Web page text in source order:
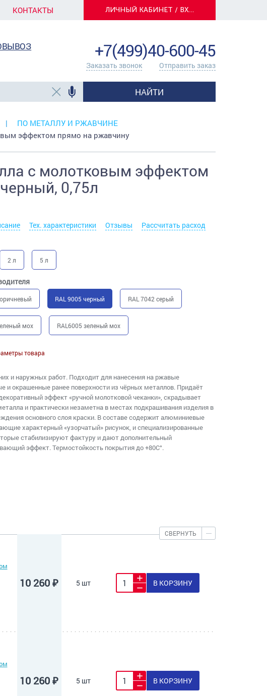
КОНТАКТЫ ЛИЧНЫЙ КАБИНЕТ / ВХОД
+7(499)40-600-45
Заказать звонок Отправить заказ
НАЙТИ
ПО МЕТАЛЛУ И РЖАВЧИНЕ
эффектом прямо на ржавчину
с молотковым эффектом
0,75л
Тех. характеристики Отзывы
Рассчитать расход
2 л 5 л
RAL 9005 черный RAL 7042 серый
мох RAL6005 зеленый мох
товара
и наружных работ. Подходит для нанесения на ржавые
и окрашенные ранее поверхности из чёрных металлов. Придаёт
эффект «ручной молотковой чеканки», скрадывает
и практически незаметна в местах подкрашивания изделия в
основного слоя краски. В составе содержит алюминиевые
характерный «узорчатый» рисунок, и специализированные
стабилизируют фактуру и дают дополнительный
эффект. Термостойкость покрытия до +80С°.
СВЕРНУТЬ
10 260 ₽ 5 шт В КОРЗИНУ
10 260 ₽ 5 шт В КОРЗИНУ